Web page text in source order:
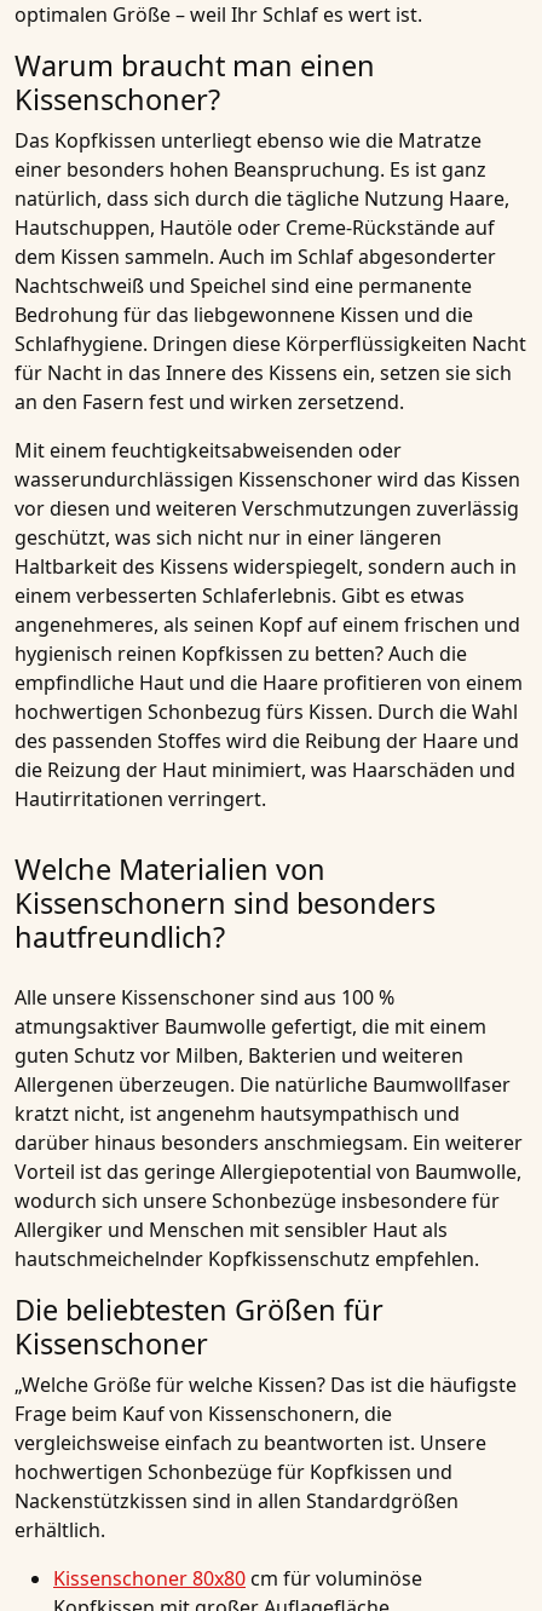
optimalen Größe – weil Ihr Schlaf es wert ist.
Warum braucht man einen
Kissenschoner?
Das Kopfkissen unterliegt ebenso wie die Matratze
einer besonders hohen Beanspruchung. Es ist ganz
natürlich, dass sich durch die tägliche Nutzung Haare,
Hautschuppen, Hautöle oder Creme-Rückstände auf
dem Kissen sammeln. Auch im Schlaf abgesonderter
Nachtschweiß und Speichel sind eine permanente
Bedrohung für das liebgewonnene Kissen und die
Schlafhygiene. Dringen diese Körperflüssigkeiten Nacht
für Nacht in das Innere des Kissens ein, setzen sie sich
an den Fasern fest und wirken zersetzend.
Mit einem feuchtigkeitsabweisenden oder
wasserundurchlässigen Kissenschonerwird das Kissen
vor diesen und weiteren Verschmutzungen zuverlässig
geschützt, was sich nicht nur in einer längeren
Haltbarkeit des Kissens widerspiegelt, sondern auch in
einem verbesserten Schlaferlebnis. Gibt es etwas
angenehmeres, als seinen Kopf auf einem frischen und
hygienisch reinen Kopfkissen zu betten? Auch die
empfindliche Haut und die Haare profitieren von einem
hochwertigen Schonbezug fürs Kissen. Durch die Wahl
des passenden Stoffes wird die Reibung der Haare und
die Reizung der Haut minimiert, was Haarschäden und
Hautirritationen verringert.
Welche Materialien von
Kissenschonern sind besonders
hautfreundlich?
Alle unsere Kissenschoner sind aus 100 %
atmungsaktiver Baumwolle gefertigt, die mit einem
guten Schutz vor Milben, Bakterien und weiteren
Allergenen überzeugen. Die natürliche Baumwollfaser
kratzt nicht, ist angenehm hautsympathisch und
darüber hinaus besonders anschmiegsam. Ein weiterer
Vorteil ist das geringe Allergiepotential von Baumwolle,
wodurch sich unsere Schonbezüge insbesondere für
Allergiker und Menschen mit sensibler Haut als
hautschmeichelnder Kopfkissenschutz empfehlen.
Die beliebtesten Größen für
Kissenschoner
„Welche Größe für welche Kissen? Das ist die häufigste
Frage beim Kauf von Kissenschonern, die
vergleichsweise einfach zu beantworten ist. Unsere
hochwertigen Schonbezüge für Kopfkissen und
Nackenstützkissen sind in allen Standardgrößen
erhältlich.
Kissenschoner 80x80cm für voluminöse